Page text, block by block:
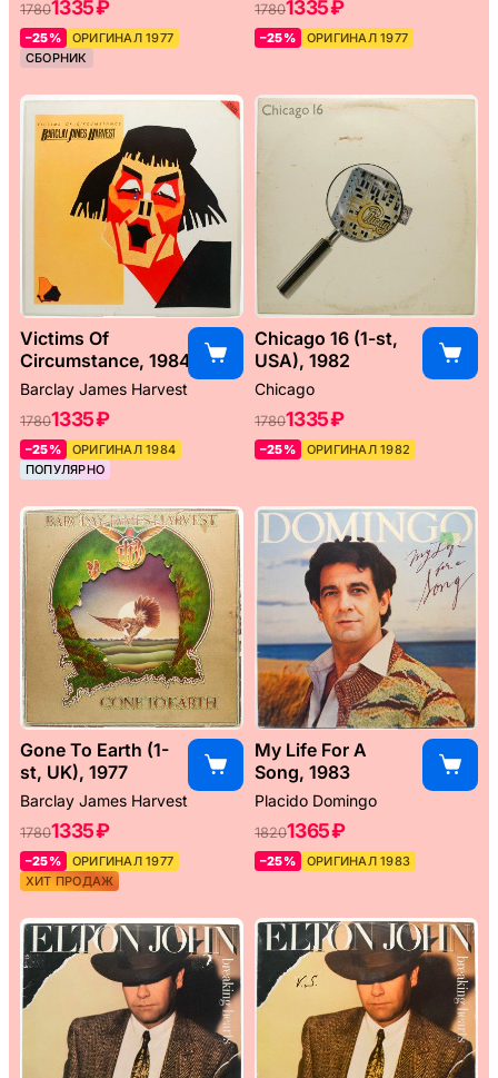
17801335 ₽
–25%
ОРИГИНАЛ 1977
СБОРНИК
17801335 ₽
–25% ОРИГИНАЛ 1977
Victims Of
Circumstance, 1984
Barclay James Harvest
17801335 ₽
–25%
ОРИГИНАЛ 1984
ПОПУЛЯРНО
Chicago 16 (1-st,
USA), 1982
Chicago
17801335 ₽
–25% ОРИГИНАЛ 1982
Gone To Earth (1-
st, UK), 1977
Barclay James Harvest
17801335 ₽
–25%
ОРИГИНАЛ 1977
ХИТ ПРОДАЖ
My Life For A
Song, 1983
Placido Domingo
18201365 ₽
–25% ОРИГИНАЛ 1983